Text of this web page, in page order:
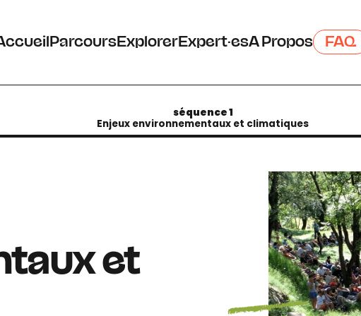
ParcoursExplorerExpert·esA Propos FAQ
séquence 1
Enjeux environnementaux et climatiques
et